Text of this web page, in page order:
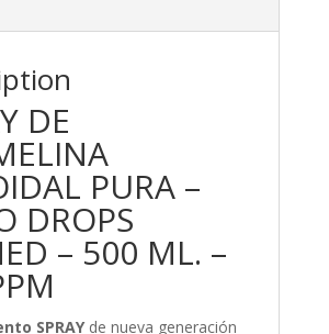
DE
PURA –
DROPS
– 500 ML. –
SPRAYde nueva generación